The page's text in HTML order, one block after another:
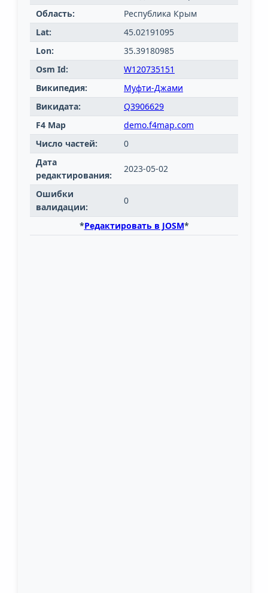
Область:
Республика Крым
Lat:
45.02191095
Lon:
35.39180985
Osm Id:
W120735151
Википедия:
Муфти-Джами
Викидата:
Q3906629
F4 Map
demo.f4map.com
Число частей:
0
Дата
редактирования:
2023-05-02
Ошибки
валидации:
0
*Редактировать в JOSM*